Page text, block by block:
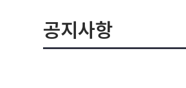
공지사항